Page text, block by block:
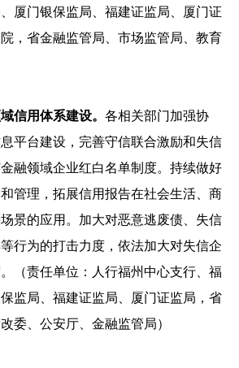
厦门银保监局、福建证监局、厦门证
，省金融监管局、市场监管局、教育
信用体系建设。各相关部门加强协
平台建设，完善守信联合激励和失信
融领域企业红白名单制度。持续做好
管理，拓展信用报告在社会生活、商
景的应用。加大对恶意逃废债、失信
行为的打击力度，依法加大对失信企
（责任单位：人行福州中心支行、福
监局、福建证监局、厦门证监局，省
委、公安厅、金融监管局）